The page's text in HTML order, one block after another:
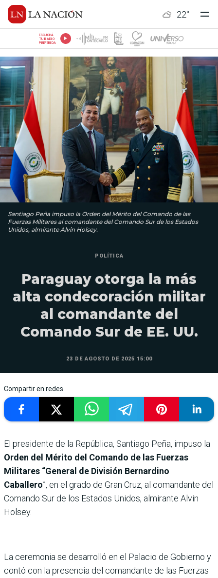
22°
ESCUCHÁ
TU RADIO
PREFERIDA
Santiago Peña impuso la Orden del Mérito del Comando de las
Fuerzas Militares al comandante del Comando Sur de los Estados
Unidos, almirante Alvin Holsey.
POLÍTICA
Paraguay otorga la más
alta condecoración militar
al comandante del
Comando Sur de EE. UU.
23 DE AGOSTO DE 2025 15:00
Compartir en redes
El presidente de la República, Santiago Peña, impuso la
Orden del Mérito del Comando de las Fuerzas
Militares “General de División Bernardino
Caballero”, en el grado de Gran Cruz, al comandante del
Comando Sur de los Estados Unidos, almirante Alvin
Holsey.
La ceremonia se desarrolló en el Palacio de Gobierno y
contó con la presencia del comandante de las Fuerzas